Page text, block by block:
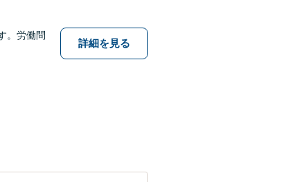
。労働問
詳細を見る